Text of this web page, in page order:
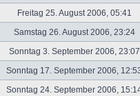
Freitag 25. August 2006, 05:41
Samstag 26. August 2006, 23:24
Sonntag 3. September 2006,
Sonntag 17. September 2006,
Sonntag 24. September 2006,